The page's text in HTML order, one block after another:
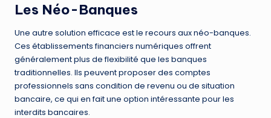
Les Néo-Banques
Une autre solution efficace est le recours aux néo-banques.
Ces établissements financiers numériques offrent
généralement plus de flexibilité que les banques
traditionnelles. Ils peuvent proposer des comptes
professionnels sans condition de revenu ou de situation
bancaire, ce qui en fait une option intéressante pour les
interdits bancaires.